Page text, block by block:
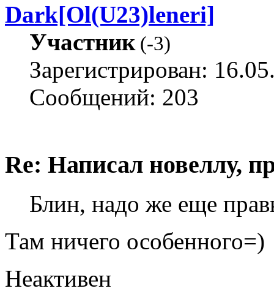
Dark[Ol(U23)leneri]
Участник(-3)
Зарегистрирован:
Сообщений: 203
Re: Написал новеллу,
Блин, надо же еще
Там ничего особенного=)
Неактивен